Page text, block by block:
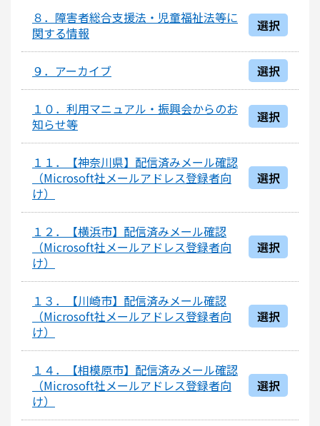
８．障害者総合支援法・児童福祉法等に
関する情報
選択
９．アーカイブ 選択
１０．利用マニュアル・振興会からのお
知らせ等
選択
１１．【神奈川県】配信済みメール確認
（Microsoft社メールアドレス登録者向
け）
選択
１２．【横浜市】配信済みメール確認
（Microsoft社メールアドレス登録者向
け）
選択
１３．【川崎市】配信済みメール確認
（Microsoft社メールアドレス登録者向
け）
選択
１４．【相模原市】配信済みメール確認
（Microsoft社メールアドレス登録者向
け）
選択